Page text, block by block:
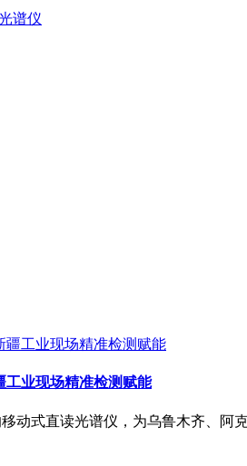
谱仪
工业现场精准检测赋能
动式直读光谱仪，为乌鲁木齐、阿